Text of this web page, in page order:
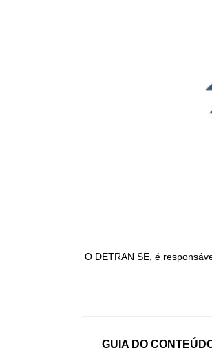
O DETRAN SE, é
GUIA DO